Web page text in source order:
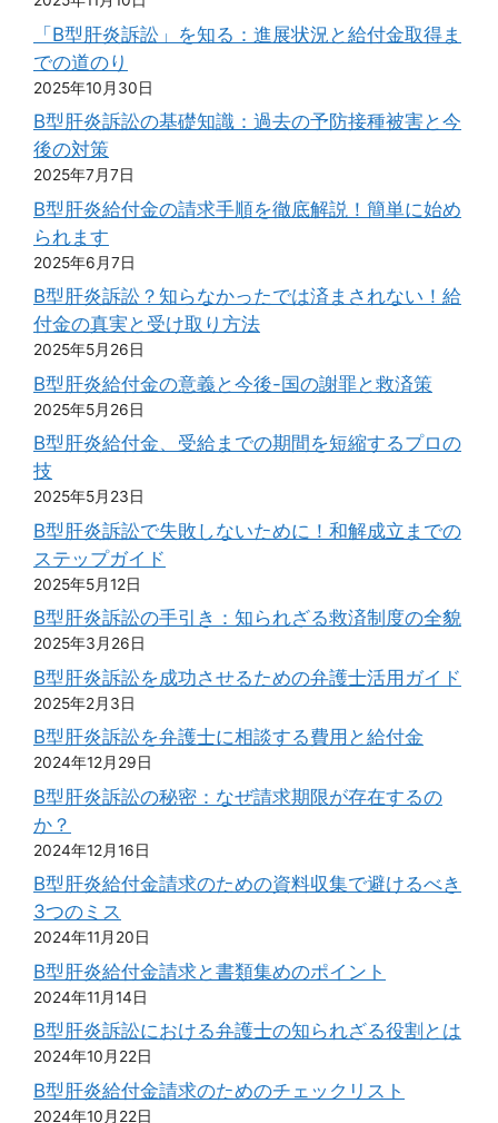
「B型肝炎訴訟」を知る：進展状況と給付金取得ま
での道のり
2025年10月30日
B型肝炎訴訟の基礎知識：過去の予防接種被害と今
後の対策
2025年7月7日
B型肝炎給付金の請求手順を徹底解説！簡単に始め
られます
2025年6月7日
B型肝炎訴訟？知らなかったでは済まされない！給
付金の真実と受け取り方法
2025年5月26日
B型肝炎給付金の意義と今後-国の謝罪と救済策
2025年5月26日
B型肝炎給付金、受給までの期間を短縮するプロの
技
2025年5月23日
B型肝炎訴訟で失敗しないために！和解成立までの
ステップガイド
2025年5月12日
B型肝炎訴訟の手引き：知られざる救済制度の全貌
2025年3月26日
B型肝炎訴訟を成功させるための弁護士活用ガイド
2025年2月3日
B型肝炎訴訟を弁護士に相談する費用と給付金
2024年12月29日
B型肝炎訴訟の秘密：なぜ請求期限が存在するの
か？
2024年12月16日
B型肝炎給付金請求のための資料収集で避けるべき
3つのミス
2024年11月20日
B型肝炎給付金請求と書類集めのポイント
2024年11月14日
B型肝炎訴訟における弁護士の知られざる役割とは
2024年10月22日
B型肝炎給付金請求のためのチェックリスト
2024年10月22日